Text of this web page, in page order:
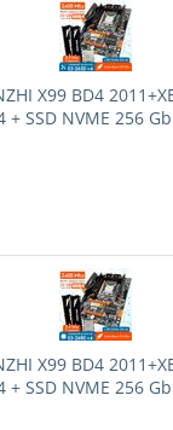
X99 BD4
+ SSD NVME 256 Gb
X99 BD4
+ SSD NVME 256 Gb